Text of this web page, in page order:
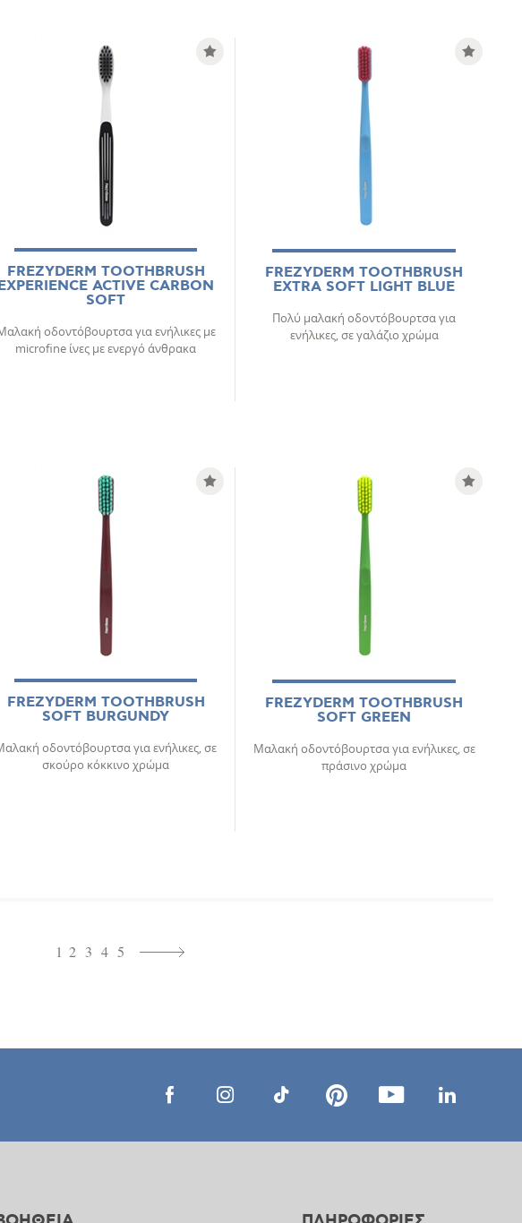
FREZYDERM TOOTHBRUSH
ACTIVE CARBON
SOFT
οδοντόβουρτσα για ενήλικες με
microfine ίνες με ενεργό άνθρακα
FREZYDERM TOOTHBRUSH
EXTRA SOFT LIGHT BLUE
Πολύ μαλακή οδοντόβουρτσα για
ενήλικες, σε γαλάζιο χρώμα
FREZYDERM TOOTHBRUSH
SOFT BURGUNDY
οδοντόβουρτσα για ενήλικες, σε
σκούρο κόκκινο χρώμα
FREZYDERM TOOTHBRUSH
SOFT GREEN
Μαλακή οδοντόβουρτσα για ενήλικες, σε
πράσινο χρώμα
1 2 3 4 5